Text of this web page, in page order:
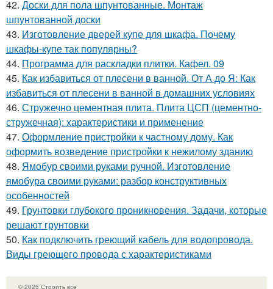
42. Доски для пола шпунтованные. Монтаж
шпунтованной доски
43. Изготовление дверей купе для шкафа. Почему
шкафы-купе так популярны?
44. Программа для раскладки плитки. Кафел. 09
45. Как избавиться от плесени в ванной. От А до Я: Как
избавиться от плесени в ванной в домашних условиях
46. Стружечно цементная плита. Плита ЦСП (цементно-
стружечная): характеристики и применение
47. Оформление пристройки к частному дому. Как
оформить возведение пристройки к нежилому зданию
48. Ямобур своими руками ручной. Изготовление
ямобура своими руками: разбор конструктивных
особенностей
49. Грунтовки глубокого проникновения. Задачи, которые
решают грунтовки
50. Как подключить греющий кабель для водопровода.
Виды греющего провода с характеристиками
© 2026 Строить все